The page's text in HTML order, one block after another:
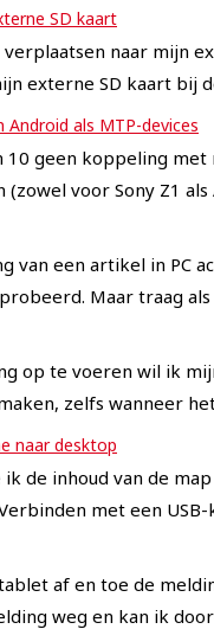
SD kaart
verplaatsen naar mijn
externe SD kaart bij
Android als MTP-devices
10 geen koppeling
voor Sony Z1 als
van een artikel in PC
Maar traag als
op te voeren wil ik
zelfs wanneer
naar desktop
de inhoud van de
met een
af en toe de
weg en kan ik